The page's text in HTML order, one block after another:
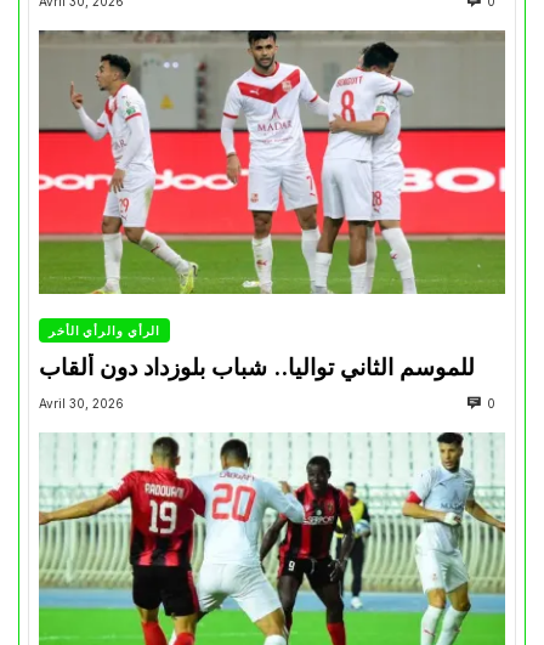
الرأي والرأي الأخر
للموسم الثاني تواليا.. شباب بلوزداد دون ألقاب
Avril 30, 2026 0